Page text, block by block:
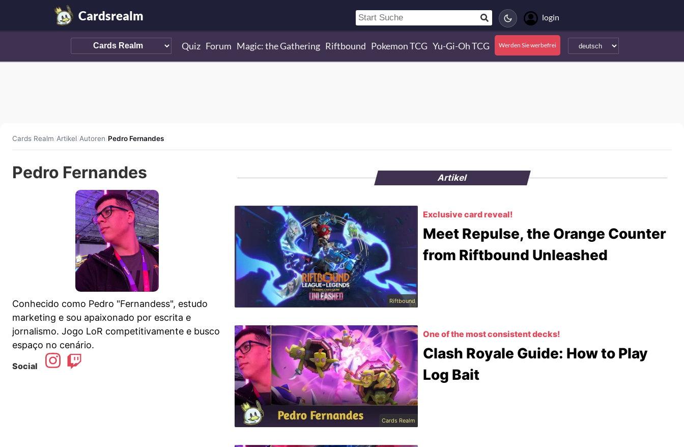
Cardsrealm login
Quiz Forum Magic: the Gathering Riftbound Pokemon TCG Yu-Gi-Oh TCG Werden Sie werbefrei
Cards Realm/Artikel/Autoren/Pedro Fernandes
Pedro Fernandes
Conhecido como Pedro "Fernandess", estudo
marketing e sou apaixonado por escrita e
jornalismo. Jogo LoR competitivamente e busco
espaço no cenário.
Social
Artikel
Riftbound
Exclusive card reveal!
Meet Repulse, the Orange Counter
from Riftbound Unleashed
Cards Realm
One of the most consistent decks!
Clash Royale Guide: How to Play
Log Bait